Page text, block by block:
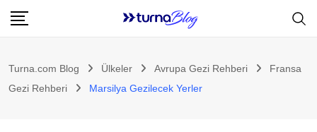
Skip
Turna.com Blog Ülkeler Avrupa Gezi Rehberi
Fransa
Gezi Rehberi
Marsilya Gezilecek Yerler